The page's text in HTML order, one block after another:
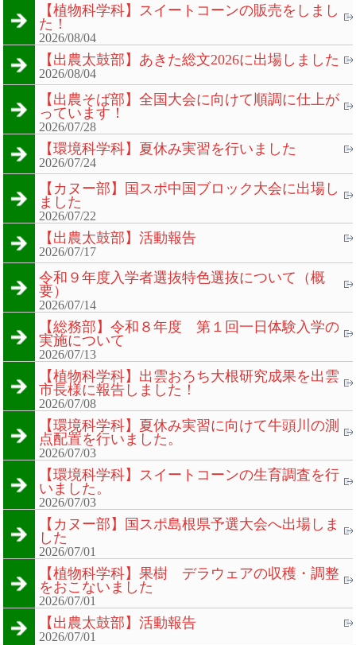
【植物科学科】スイートコーンの販売をしまし
た！
2026/08/04
【出農太鼓部】あきた総文2026に出場しました
2026/08/04
【出農そば部】全国大会に向けて順調に仕上が
っています！
2026/07/28
【環境科学科】夏休み実習を行いました
2026/07/24
【カヌー部】国スポ中国ブロック大会に出場し
ました
2026/07/22
【出農太鼓部】活動報告
2026/07/17
令和９年度入学者選抜特色選抜について（概
要）
2026/07/14
【総務部】令和８年度 第１回一日体験入学の
実施について
2026/07/13
【植物科学科】出雲おろち大根研究成果を出雲
市長様に報告しました！
2026/07/08
【環境科学科】夏休み実習に向けて牛頭川の測
点配置を行いました。
2026/07/03
【環境科学科】スイートコーンの生育調査を行
いました。
2026/07/03
【カヌー部】国スポ島根県予選大会へ出場しま
した
2026/07/01
【植物科学科】果樹 デラウェアの収穫・調整
をおこないました
2026/07/01
【出農太鼓部】活動報告
2026/07/01